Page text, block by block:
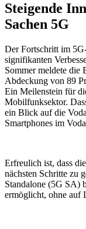
Steigende
Sachen 5G
Der Fortschritt im
signifikanten
Sommer meldete die
Abdeckung von 89
Ein Meilenstein für
Mobilfunksektor.
ein Blick auf die
Smartphones im
Erfreulich ist, dass
nächsten Schritte zu
Standalone (5G SA)
ermöglicht, ohne auf